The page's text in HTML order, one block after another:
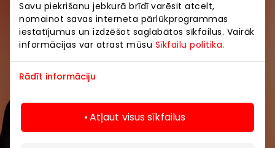
Savu piekrišanu jebkurā brīdī varēsit atcelt,
nomainot savas interneta pārlūkprogrammas
iestatījumus un izdzēšot saglabātos sīkfailus. Vairāk
informācijas var atrast mūsu Sīkfailu politika.
Rādīt informāciju
Atļaut visus sīkfailus
Pievienojieties mūsu kopienai
Uzzini pirmais par labākajiem piedāvājumiem,
izklaides centros “AKROPOLE Alfa” un “AKROPOLE